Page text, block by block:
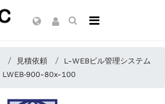
見積依頼
L-WEBビル管理システム
LWEB‑900-80x-100